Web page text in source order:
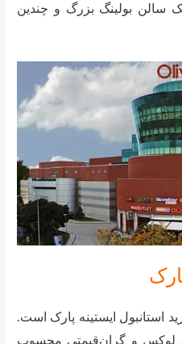
سالن بولینگ بزرگ و چندین
استانبول ایستینه پارک است.
لوکس و گران‌قیمتی محسوب